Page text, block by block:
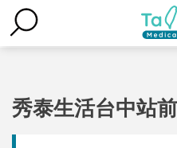
秀泰生活台中站